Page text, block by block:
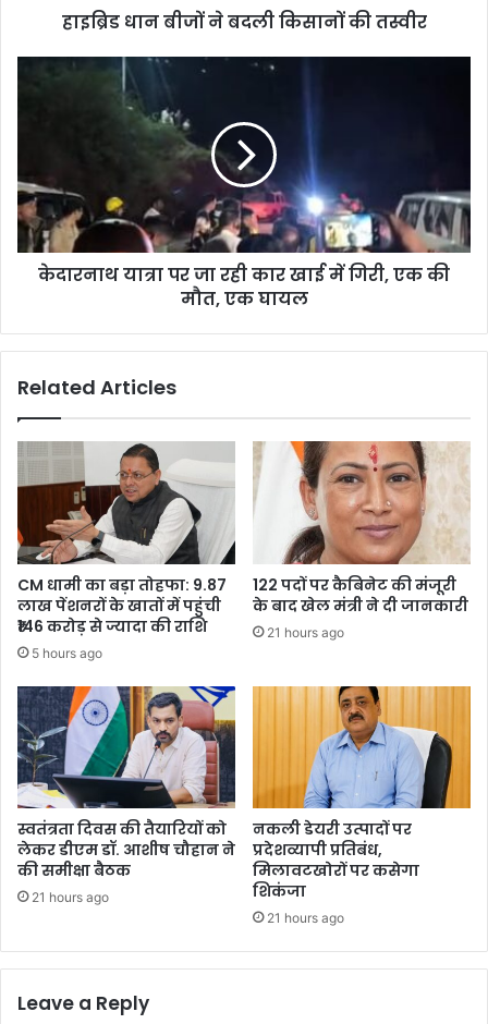
हाइब्रिड धान बीजों ने बदली किसानों की तस्वीर
कार
खाई
में
गिरी,
केदारनाथ यात्रा पर जा रही कार खाई में गिरी, एक की
मौत, एक घायल
Related Articles
CM धामी का बड़ा तोहफा: 9.87
लाख पेंशनरों के खातों में पहुंची
₹146 करोड़ से ज्यादा की राशि
5 hours ago
122 पदों पर कैबिनेट की मंजूरी
के बाद खेल मंत्री ने दी जानकारी
21 hours ago
स्वतंत्रता दिवस की तैयारियों को
लेकर डीएम डॉ. आशीष चौहान ने
की समीक्षा बैठक
21 hours ago
नकली डेयरी उत्पादों पर
प्रदेशव्यापी प्रतिबंध,
मिलावटखोरों पर कसेगा
शिकंजा
21 hours ago
Leave a Reply